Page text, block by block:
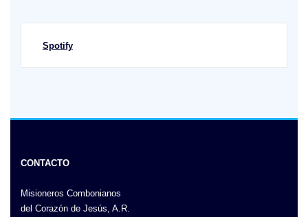
Spotify
CONTACTO
Misioneros Combonianos
del Corazón de Jesús, A.R.